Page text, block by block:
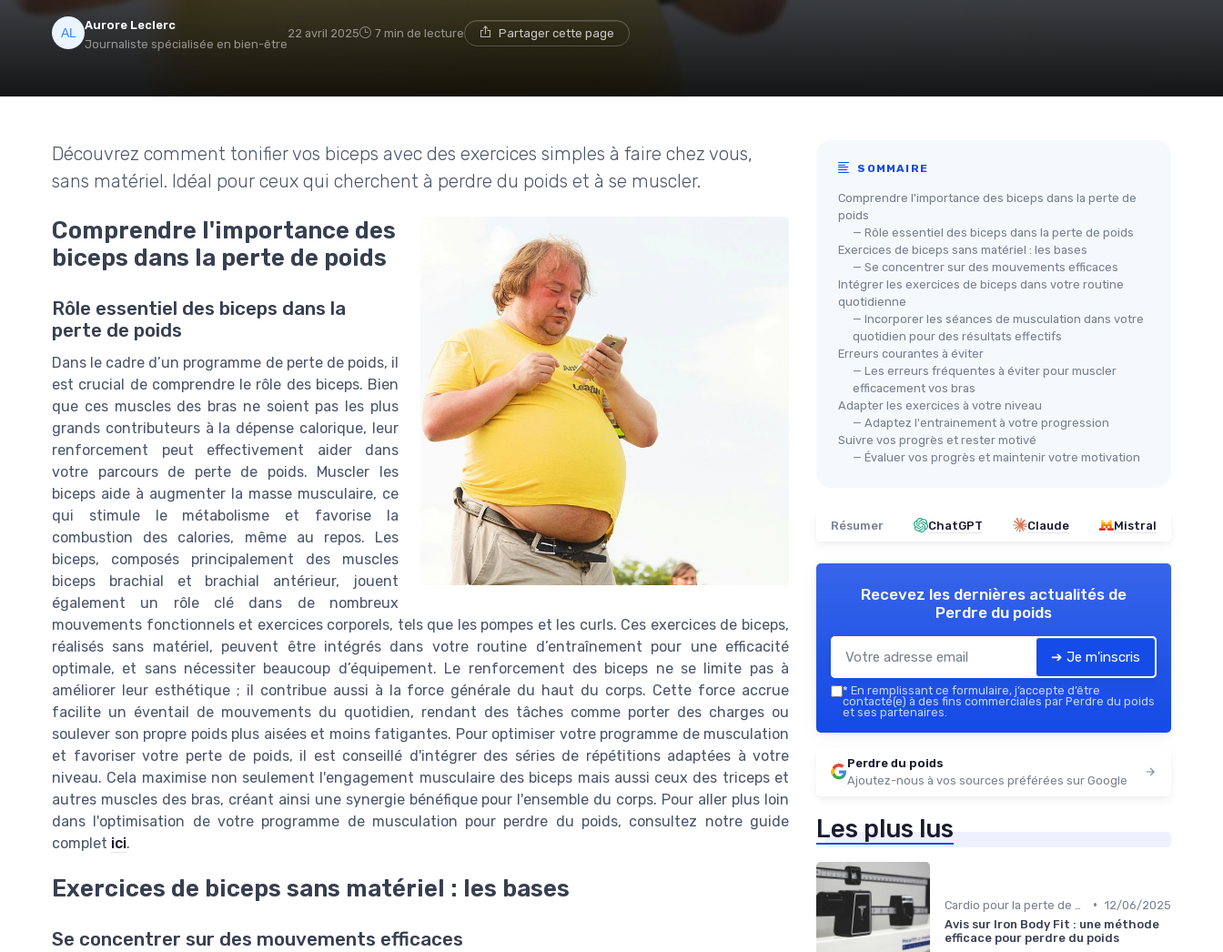
Aurore Leclerc
Journaliste spécialisée en bien-être
22 avril 2025 7 min de lecture Partager cette page
Découvrez comment tonifier vos biceps avec des exercices simples à faire chez vous,
sans matériel. Idéal pour ceux qui cherchent à perdre du poids et à se muscler.
Comprendre l'importance des
biceps dans la perte de poids
Rôle essentiel des biceps dans la
perte de poids
Dans le cadre d’un programme de perte de poids, il
est crucial de comprendre le rôle des biceps. Bien
que ces muscles des bras ne soient pas les plus
grands contributeurs à la dépense calorique, leur
renforcement peut effectivement aider dans
votre parcours de perte de poids. Muscler les
biceps aide à augmenter la masse musculaire, ce
qui stimule le métabolisme et favorise la
combustion des calories, même au repos. Les
biceps, composés principalement des muscles
biceps brachial et brachial antérieur, jouent
également un rôle clé dans de nombreux
mouvements fonctionnels et exercices corporels, tels que les pompes et les curls. Ces exercices de biceps,
réalisés sans matériel, peuvent être intégrés dans votre routine d’entraînement pour une efficacité
optimale, et sans nécessiter beaucoup d’équipement. Le renforcement des biceps ne se limite pas à
améliorer leur esthétique ; il contribue aussi à la force générale du haut du corps. Cette force accrue
facilite un éventail de mouvements du quotidien, rendant des tâches comme porter des charges ou
soulever son propre poids plus aisées et moins fatigantes. Pour optimiser votre programme de musculation
et favoriser votre perte de poids, il est conseillé d'intégrer des séries de répétitions adaptées à votre
niveau. Cela maximise non seulement l'engagement musculaire des biceps mais aussi ceux des triceps et
autres muscles des bras, créant ainsi une synergie bénéfique pour l'ensemble du corps. Pour aller plus loin
dans l'optimisation de votre programme de musculation pour perdre du poids, consultez notre guide
complet ici.
Exercices de biceps sans matériel : les bases
Se concentrer sur des mouvements efficaces
SOMMAIRE
Comprendre l'importance des biceps dans la perte de
poids
— Rôle essentiel des biceps dans la perte de poids
Exercices de biceps sans matériel : les bases
— Se concentrer sur des mouvements efficaces
Intégrer les exercices de biceps dans votre routine
quotidienne
— Incorporer les séances de musculation dans votre
quotidien pour des résultats effectifs
Erreurs courantes à éviter
— Les erreurs fréquentes à éviter pour muscler
efficacement vos bras
Adapter les exercices à votre niveau
— Adaptez l'entrainement à votre progression
Suivre vos progrès et rester motivé
— Évaluer vos progrès et maintenir votre motivation
Résumer ChatGPT Claude Mistral
Recevez les dernières actualités de
Perdre du poids
➔ Je m'inscris
* En remplissant ce formulaire, j’accepte d’être
contacté(e) à des fins commerciales par Perdre du poids
et ses partenaires.
Perdre du poids
Ajoutez-nous à vos sources préférées sur Google
Les plus lus
• 12/06/2025
Avis sur Iron Body Fit : une méthode
efficace pour perdre du poids